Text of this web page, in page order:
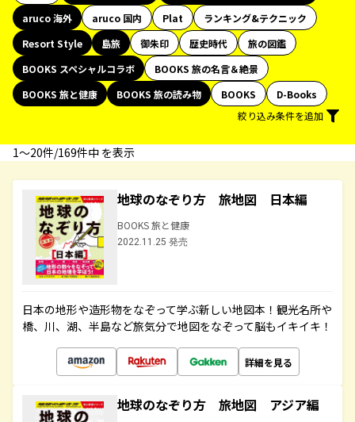
aruco 海外
aruco 国内 Plat
ランキング&テクニック
Resort Style
島旅 御朱印 歴史時代
旅の図鑑
BOOKS スペシャルコラボ
BOOKS 旅の名言＆絶景
BOOKS 旅と健康
BOOKS 旅の読み物 BOOKS
D-Books
絞り込み条件を追加
1〜20件/169件中 を表示
地球のなぞり方 旅地図 日本編
BOOKS 旅と健康
2022.11.25 発売
日本の地形や造形物をなぞって学ぶ新しい地図本！観光名所や
橋、川、湖、半島など旅気分で地図をなぞって脳もイキイキ！
詳細を見る
地球のなぞり方 旅地図 アジア編